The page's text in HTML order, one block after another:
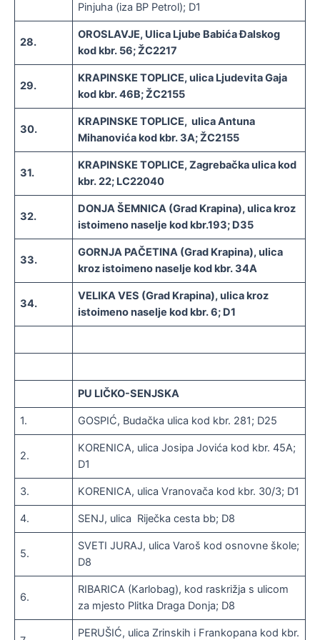
Pinjuha (iza BP Petrol); D1
28.
OROSLAVJE, Ulica Ljube Babića Đalskog
kod kbr. 56; ŽC2217
29.
KRAPINSKE TOPLICE, ulica Ljudevita Gaja
kod kbr. 46B; ŽC2155
30.
KRAPINSKE TOPLICE, ulica Antuna
Mihanovića kod kbr. 3A; ŽC2155
31.
KRAPINSKE TOPLICE, Zagrebačka ulica kod
kbr. 22; LC22040
32.
DONJA ŠEMNICA (Grad Krapina), ulica kroz
istoimeno naselje kod kbr.193; D35
33.
GORNJA PAČETINA (Grad Krapina), ulica
kroz istoimeno naselje kod kbr. 34A
34.
VELIKA VES (Grad Krapina), ulica kroz
istoimeno naselje kod kbr. 6; D1
PU LIČKO-SENJSKA
1. GOSPIĆ, Budačka ulica kod kbr. 281; D25
2.
KORENICA, ulica Josipa Jovića kod kbr. 45A;
D1
3. KORENICA, ulica Vranovača kod kbr. 30/3; D1
4. SENJ, ulica Riječka cesta bb; D8
5.
SVETI JURAJ, ulica Varoš kod osnovne škole;
D8
6.
RIBARICA (Karlobag), kod raskrižja s ulicom
za mjesto Plitka Draga Donja; D8
PERUŠIĆ, ulica Zrinskih i Frankopana kod kbr.